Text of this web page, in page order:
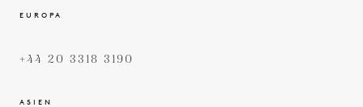
EUROPA
+44 20 3318 3190
ASIEN